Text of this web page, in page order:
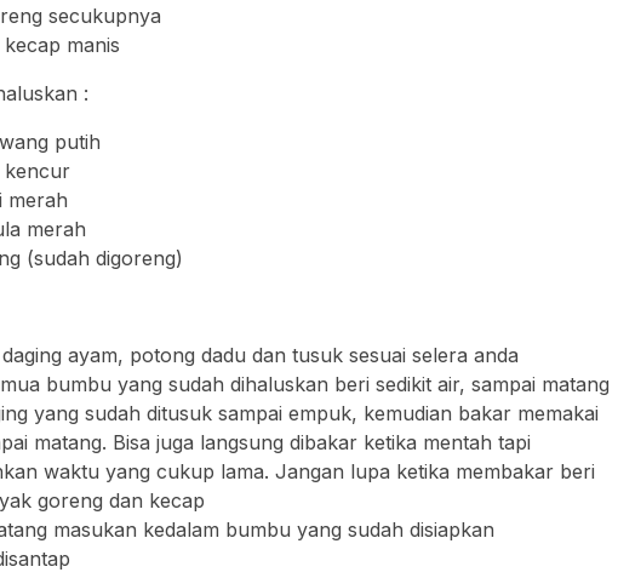
secukupnya
manis
:
putih
kencur
merah
merah
(sudah digoreng)
ayam, potong dadu dan tusuk sesuai selera anda
bumbu yang sudah dihaluskan beri sedikit air, sampai matang
yang sudah ditusuk sampai empuk, kemudian bakar memakai
matang. Bisa juga langsung dibakar ketika mentah tapi
waktu yang cukup lama. Jangan lupa ketika membakar beri
goreng dan kecap
masukan kedalam bumbu yang sudah disiapkan